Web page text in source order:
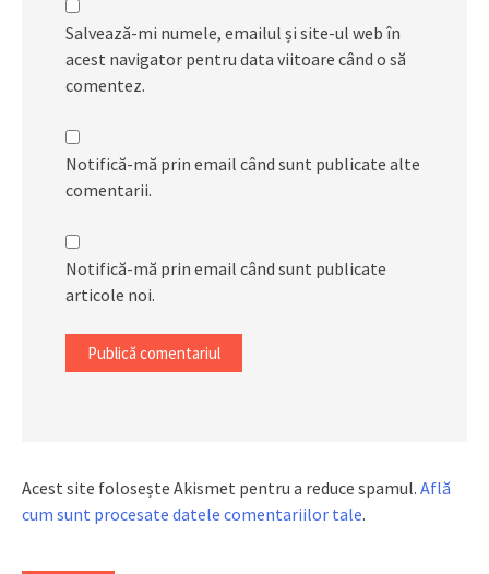
Salvează-mi numele, emailul și site-ul web în
acest navigator pentru data viitoare când o să
comentez.
Notifică-mă prin email când sunt publicate alte
comentarii.
Notifică-mă prin email când sunt publicate
articole noi.
Acest site folosește Akismet pentru a reduce spamul. Află
cum sunt procesate datele comentariilor tale.